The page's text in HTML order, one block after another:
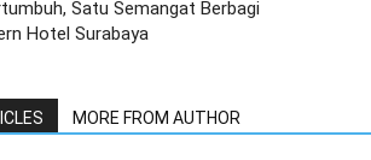
Satu Semangat Berbagi
Hotel Surabaya
MORE FROM AUTHOR